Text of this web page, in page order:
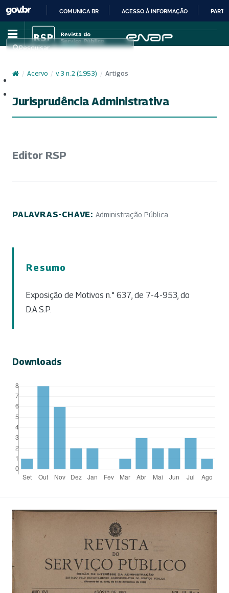
IR
PARA
CONTEÚDO
COMUNICA BR ACESSO À INFORMAÇÃO
Pesquisar
/ Acervo / v. 3 n. 2 (1953) / Artigos
Jurisprudência Administrativa
Editor RSP
PALAVRAS-CHAVE: Administração Pública
Resumo
Exposição de Motivos n.° 637, de 7-4-953, do
D.A.S.P.
Downloads